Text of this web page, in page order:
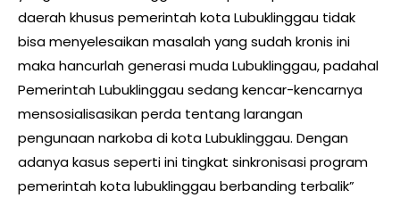
daerah khusus pemerintah kota Lubuklinggau tidak
bisa menyelesaikan masalah yang sudah kronis ini
maka hancurlah generasi muda Lubuklinggau, padahal
Pemerintah Lubuklinggau sedang kencar-kencarnya
mensosialisasikan perda tentang larangan
pengunaan narkoba di kota Lubuklinggau. Dengan
adanya kasus seperti ini tingkat sinkronisasi program
pemerintah kota lubuklinggau berbanding terbalik”